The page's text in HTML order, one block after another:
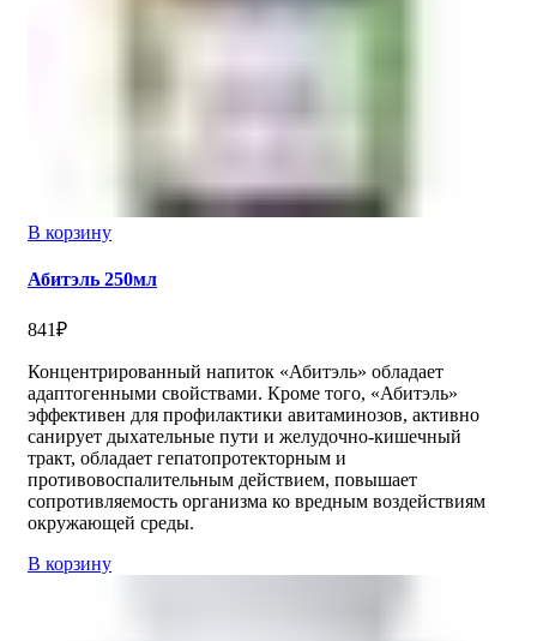
В корзину
Абитэль 250мл
841₽
Концентрированный напиток «Абитэль» обладает
адаптогенными свойствами. Кроме того, «Абитэль»
эффективен для профилактики авитаминозов, активно
санирует дыхательные пути и желудочно-кишечный
тракт, обладает гепатопротекторным и
противовоспалительным действием, повышает
сопротивляемость организма ко вредным воздействиям
окружающей среды.
В корзину